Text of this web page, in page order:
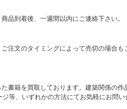
品到着後、一週間以内にご連絡下さい。
注文のタイミングによって売切の場合
書籍を買取しております。建築関係の
等、いずれかの方法にてお気軽にお問い